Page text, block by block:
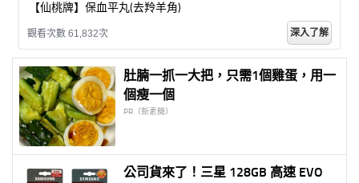
【仙桃牌】保血平丸(去羚羊角)
觀看次數 61,832次 深入了解
肚腩一抓一大把，只需1個雞蛋，用一
個瘦一個
PR（新素簡）
公司貨來了！三星 128GB 高速 EVO